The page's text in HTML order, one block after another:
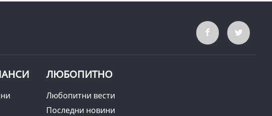
ЛЮБОПИТНО
Любопитни вести
Последни новини